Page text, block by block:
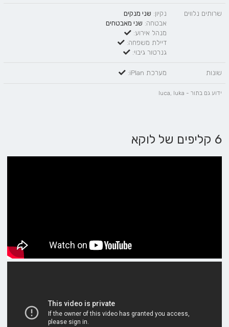
שרותים נלווים נקיון: שני מנקים
אבטחה: שני מאבטחים
מנהל אירוע:
דיילת משפחה:
גנרטור גיבוי:
שונות מערכת iPlan:
ידוע גם בתור - luca, luka
6 קליפים של לוקא